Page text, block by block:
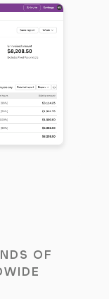
OF